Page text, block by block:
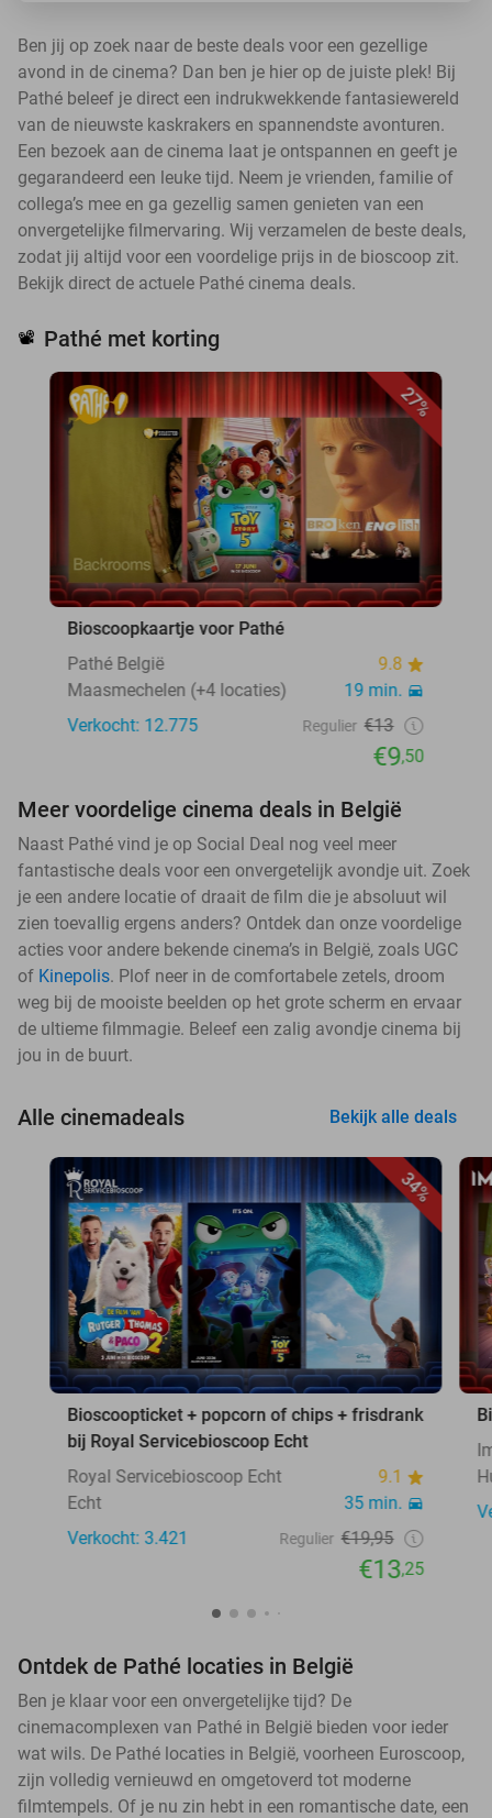
Ben jij op zoek naar de beste deals voor een gezellige
avond in de cinema? Dan ben je hier op de juiste plek! Bij
Pathé beleef je direct een indrukwekkende fantasiewereld
van de nieuwste kaskrakers en spannendste avonturen.
Een bezoek aan de cinema laat je ontspannen en geeft je
gegarandeerd een leuke tijd. Neem je vrienden, familie of
collega’s mee en ga gezellig samen genieten van een
onvergetelijke filmervaring. Wij verzamelen de beste deals,
zodat jij altijd voor een voordelige prijs in de bioscoop zit.
Bekijk direct de actuele Pathé cinema deals.
📽️ Pathé met korting
27%
Bioscoopkaartje voor Pathé
Pathé België
9.8
Maasmechelen (+4 locaties)
19 min.
Verkocht: 12.775
Regulier €13
€9,50
Meer voordelige cinema deals in België
Naast Pathé vind je op Social Deal nog veel meer
fantastische deals voor een onvergetelijk avondje uit. Zoek
je een andere locatie of draait de film die je absoluut wil
zien toevallig ergens anders? Ontdek dan onze voordelige
acties voor andere bekende cinema’s in België, zoals UGC
of Kinepolis. Plof neer in de comfortabele zetels, droom
weg bij de mooiste beelden op het grote scherm en ervaar
de ultieme filmmagie. Beleef een zalig avondje cinema bij
jou in de buurt.
Alle cinemadeals Bekijk alle deals
34%
Bioscoopticket + popcorn of chips + frisdrank
bij Royal Servicebioscoop Echt
Royal Servicebioscoop Echt
9.1
Echt
35 min.
Verkocht: 3.421
Regulier €19,95
€13,25
Ontdek de Pathé locaties in België
Ben je klaar voor een onvergetelijke tijd? De
cinemacomplexen van Pathé in België bieden voor ieder
wat wils. De Pathé locaties in België, voorheen Euroscoop,
zijn volledig vernieuwd en omgetoverd tot moderne
filmtempels. Of je nu zin hebt in een romantische date, een